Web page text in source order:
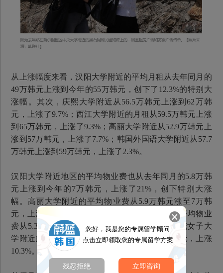
从上涨幅度来看，汉阳大学附近的平均月租从去年同月的
49万韩元上涨到今年的55万韩元，创下了12.3%的特别大
涨幅。其次，庆熙大学附近从56.5万韩元上涨到62万韩
元，上涨了9.7%；西江大学附近的月租从59.5万韩元上涨
到65万韩元，上涨了9.3%；高丽大学附近从52.9万韩元上
涨到57万韩元，上涨了7.7%；韩国外国语大学附近从57.7
万韩元上涨到59万韩元，上涨了2.3%。
汉阳大学附近地区的平均物业费也从去年同月的5.8万韩
元上涨到今年的7万韩元，上涨了21%，创下特别大涨
幅。高丽大学附近的平均物业费从5.9万韩元涨至7万韩
元，上涨19.6%；成均馆大学和西江大学附近的平均物业
费从5.3万韩元上涨到6万韩元，上涨13.2%；梨花女子大
学附近的平均物业费也从8.2万韩元上涨到9万韩元，上涨
10.3%。
您好，我是您的专属留学顾问
点击立即领取您的专属留学方案
残忍拒绝 立即咨询